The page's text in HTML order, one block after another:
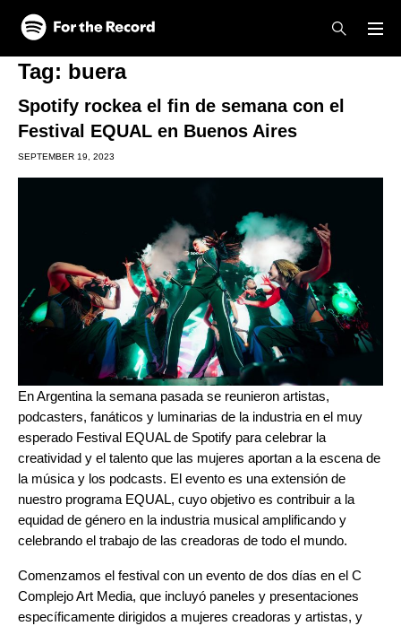
Skip to main content
Skip to footer
Tag: buera
Spotify rockea el fin de semana con el
Festival EQUAL en Buenos Aires
SEPTEMBER 19, 2023
En Argentina la semana pasada se reunieron artistas,
podcasters, fanáticos y luminarias de la industria en el muy
esperado Festival EQUALde Spotify para celebrar la
creatividad y el talento que las mujeres aportan a la escena de
la música y los podcasts. El evento es una extensión de
nuestro programa EQUAL, cuyo objetivo es contribuir a la
equidad de género en la industria musical amplificando y
celebrando el trabajo de las creadoras de todo el mundo.
Comenzamos el festival con un evento de dos días en el C
Complejo Art Media, que incluyó paneles y presentaciones
específicamente dirigidos a mujeres creadoras y artistas, y